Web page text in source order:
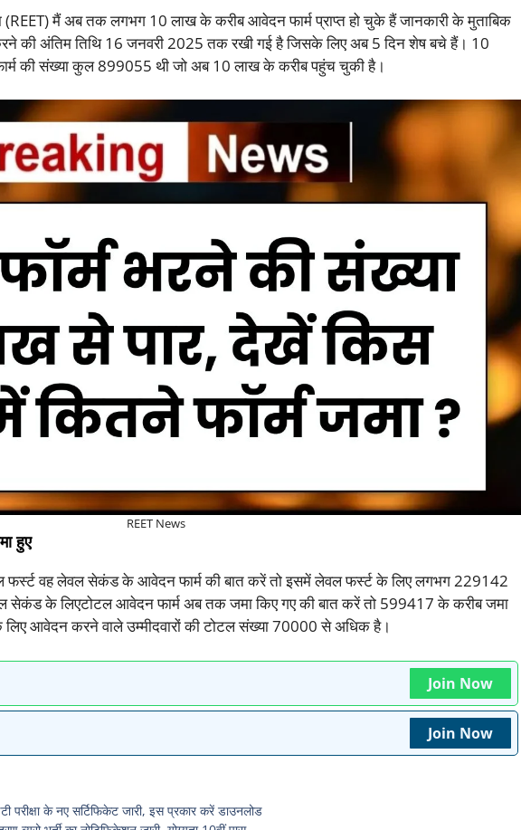
(REET) मैं अब तक लगभग 10 लाख के करीब आवेदन फार्म प्राप्त हो चुके हैं जानकारी के मुताबिक
की अंतिम तिथि 16 जनवरी 2025 तक रखी गई है जिसके लिए अब 5 दिन शेष बचे हैं। 10
की संख्या कुल 899055 थी जो अब 10 लाख के करीब पहुंच चुकी है।
REET News
हुए
लेवल फर्स्ट वह लेवल सेकंड के आवेदन फार्म की बात करें तो इसमें लेवल फर्स्ट के लिए लगभग 229142
सेकंड के लिएटोटल आवेदन फार्म अब तक जमा किए गए की बात करें तो 599417 के करीब जमा
लिए आवेदन करने वाले उम्मीदवारों की टोटल संख्या 70000 से अधिक है।
Join Now
Join Now
के नए सर्टिफिकेट जारी, इस प्रकार करें डाउनलोड